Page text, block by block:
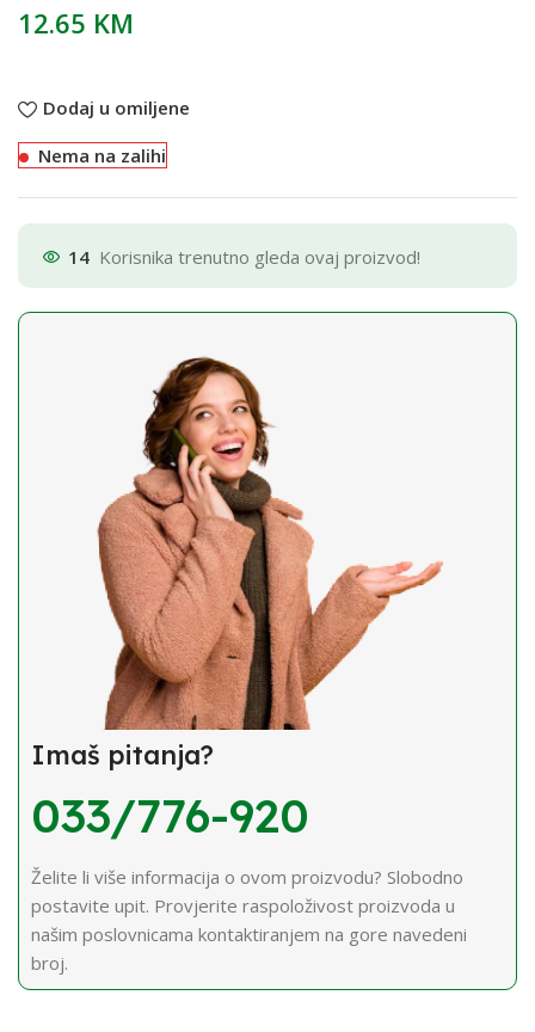
12.65 KM
Dodaj u omiljene
Nema na zalihi
14 Korisnika trenutno gleda ovaj proizvod!
Imaš pitanja?
033/776-920
Želite li više informacija o ovom proizvodu? Slobodno
postavite upit. Provjerite raspoloživost proizvoda u
našim poslovnicama kontaktiranjem na gore navedeni
broj.